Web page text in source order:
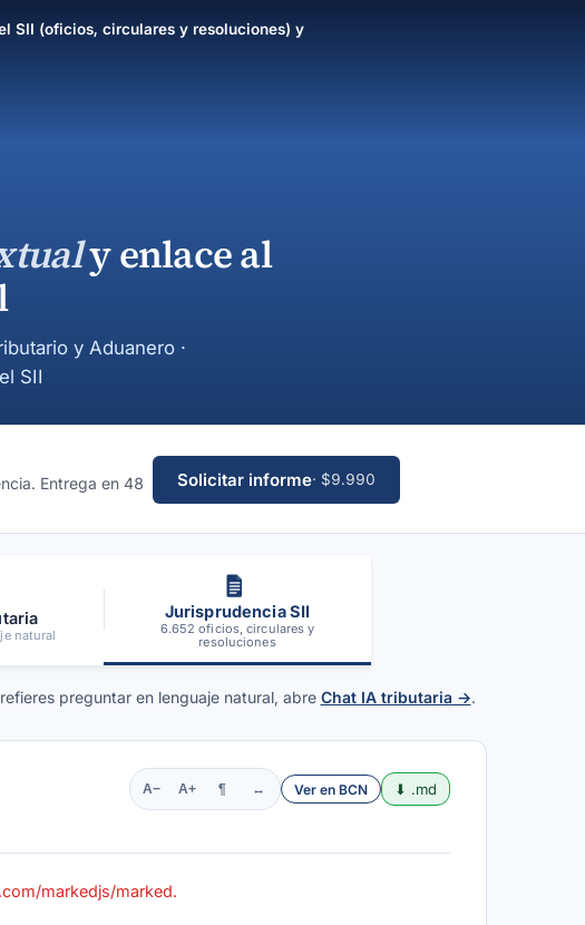
SII (oficios, circulares y resoluciones) y
y enlace al
y Aduanero ·
SII
Entrega en 48
Solicitar informe· $9.990
natural
Jurisprudencia SII
6.652 oficios, circulares y
resoluciones
preguntar en lenguaje natural, abre Chat IA tributaria →.
A− A+ ¶ ↔ Ver en BCN ⬇ .md
markedjs/marked.